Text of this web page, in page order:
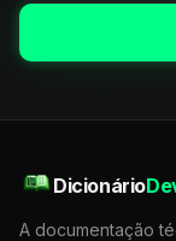
Dicionário
A documentação